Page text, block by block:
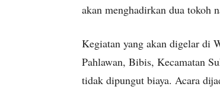
akan menghadirkan dua tokoh
Kegiatan yang akan digelar di
Pahlawan, Bibis, Kecamatan
tidak dipungut biaya. Acara